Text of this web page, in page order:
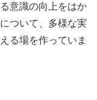
意識の向上をはか
ついて、多様な実
る場を作っていま